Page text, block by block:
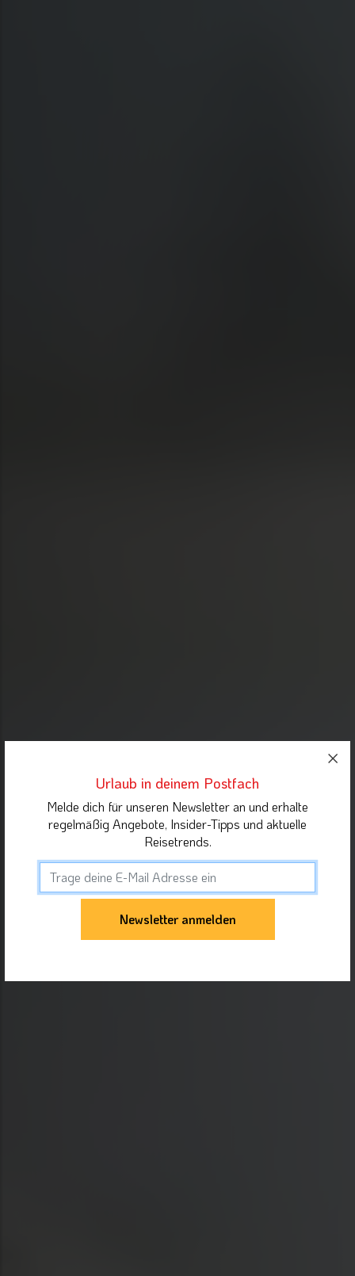
Urlaub in deinem Postfach
Melde dich für unseren Newsletter an und erhalte
regelmäßig Angebote, Insider-Tipps und aktuelle
Reisetrends.